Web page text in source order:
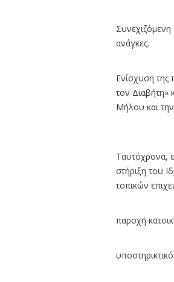
ανάγκες.
Ενίσχυση
τον Διαβήτη»
Μήλου και την
Ταυτόχρονα,
στήριξη του
τοπικών
παροχή